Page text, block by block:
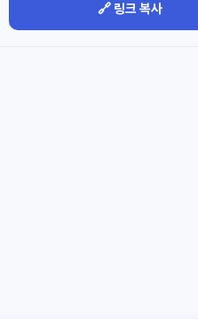
🔗 링크 복사